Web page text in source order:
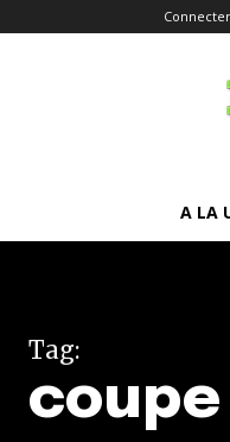
A LA
Tag: